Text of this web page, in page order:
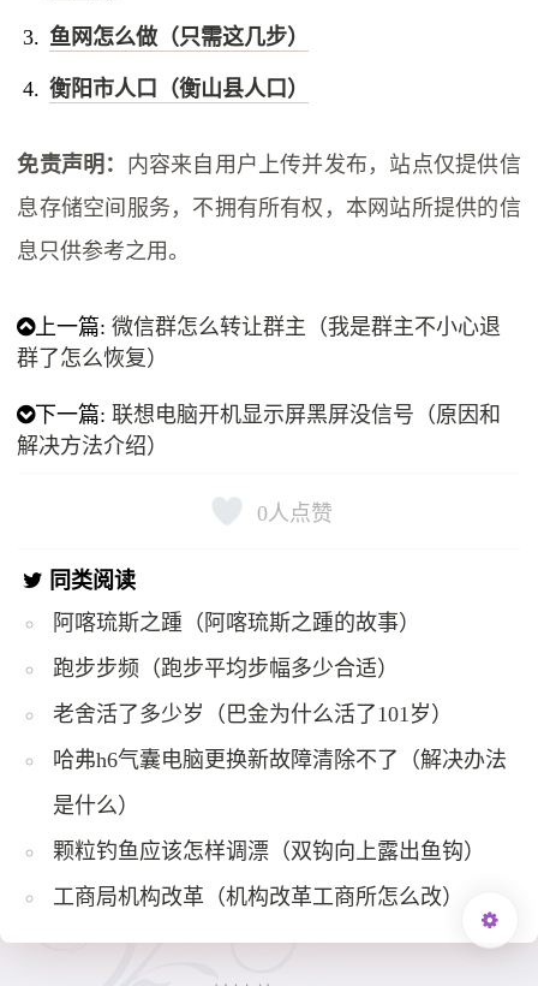
鱼网怎么做（只需这几步）
衡阳市人口（衡山县人口）
免责声明： 内容来自用户上传并发布，站点仅提供信
息存储空间服务，不拥有所有权，本网站所提供的信
息只供参考之用。
上一篇:微信群怎么转让群主（我是群主不小心退
群了怎么恢复）
下一篇:联想电脑开机显示屏黑屏没信号（原因和
解决方法介绍）
0人点赞
同类阅读
阿喀琉斯之踵（阿喀琉斯之踵的故事）
跑步步频（跑步平均步幅多少合适）
老舍活了多少岁（巴金为什么活了101岁）
哈弗h6气囊电脑更换新故障清除不了（解决办法
是什么）
颗粒钓鱼应该怎样调漂（双钩向上露出鱼钩）
工商局机构改革（机构改革工商所怎么改）